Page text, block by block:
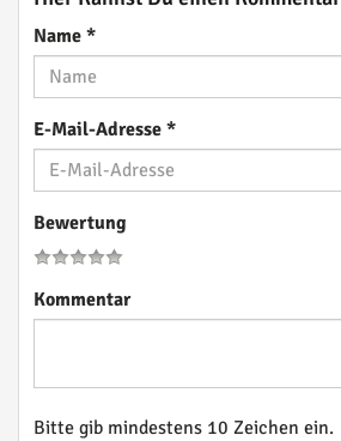
Name *
E-Mail-Adresse *
Bewertung
Kommentar
Bitte gib mindestens 10 Zeichen ein.